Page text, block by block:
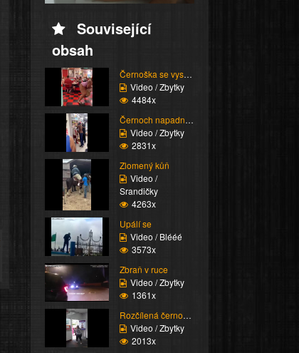
Související
obsah
Černoška se vysmívá hu...
Video / Zbytky
4484x
Černoch napadne stařen...
Video / Zbytky
2831x
Zlomený kůň
Video /
Srandičky
4263x
Upálí se
Video / Blééé
3573x
Zbraň v ruce
Video / Zbytky
1361x
Rozčílená černoška
Video / Zbytky
2013x